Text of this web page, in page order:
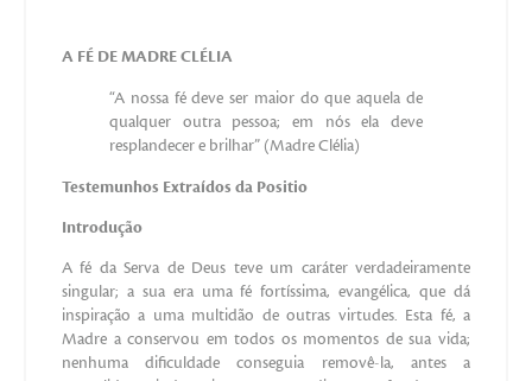
A FÉ DE MADRE CLÉLIA
“A nossa fé deve ser maior do que aquela de
qualquer outra pessoa; em nós ela deve
resplandecer e brilhar” (Madre Clélia)
Testemunhos Extraídos da Positio
Introdução
A fé da Serva de Deus teve um caráter verdadeiramente
singular; a sua era uma fé fortíssima, evangélica, que dá
inspiração a uma multidão de outras virtudes. Esta fé, a
Madre a conservou em todos os momentos de sua vida;
nenhuma dificuldade conseguia removê-la, antes a